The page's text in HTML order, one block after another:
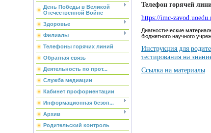
День Победы в Великой
Отечественной Войне
Здоровье
Филиалы
Телефоны горячих линий
Обратная связь
Деятельность по прот...
Служба медиации
Кабинет профориентации
Информационная безоп...
Архив
Родительский контроль
Телефон горячей
https://imc-
Диагностические
бюджетного научного
Инструкция для
тестирования на
Ссылка на материалы